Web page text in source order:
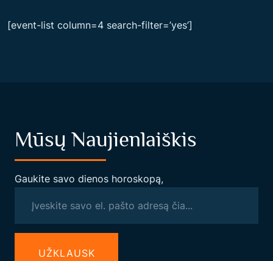
[event-list column=4 search-filter=’yes’]
Mūsų Naujienlaiškis
Gaukite savo dienos horoskopą,
UŽКLAUSK